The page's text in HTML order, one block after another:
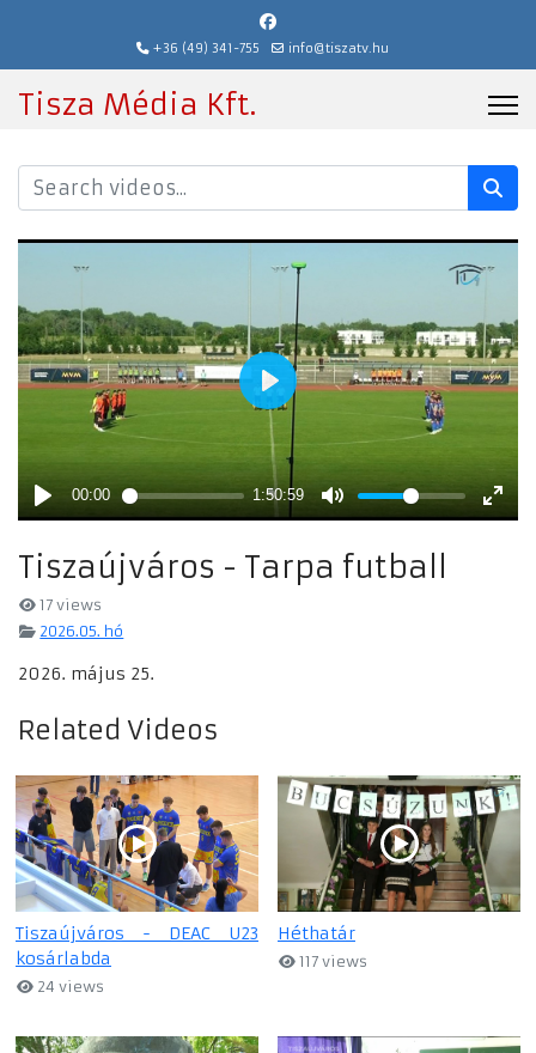
+36 (49) 341-755 info@tiszatv.hu
Tisza Média Kft.
Tiszaújváros - Tarpa futball
17 views
2026.05. hó
2026. május 25.
Related Videos
Tiszaújváros - DEAC U23
kosárlabda
24 views
Héthatár
117 views